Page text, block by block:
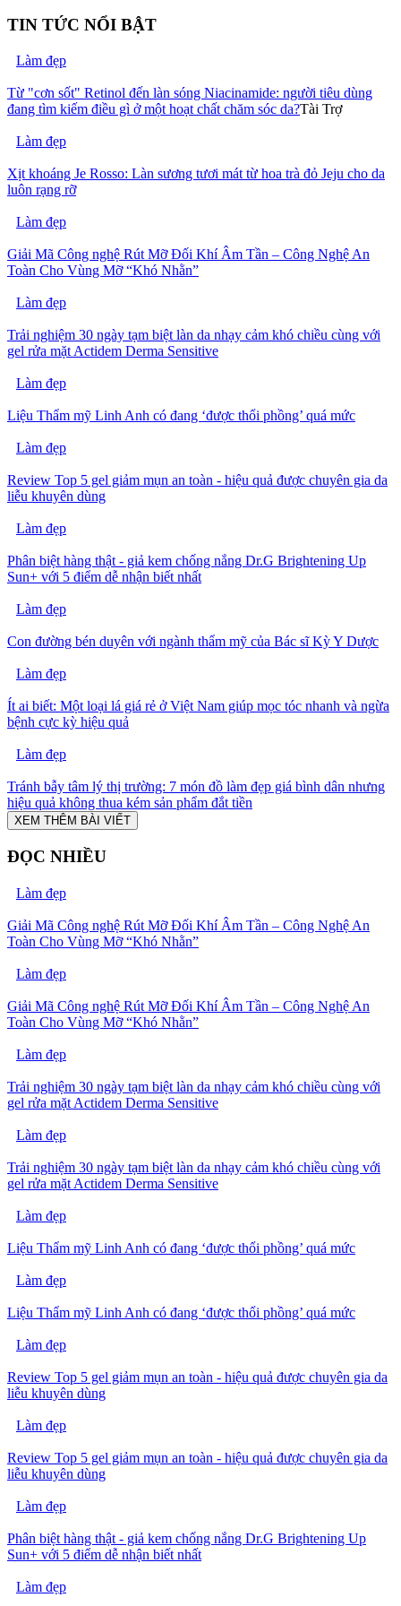
TIN TỨC NỔI BẬT
Làm đẹp
Từ "cơn sốt" Retinol đến làn sóng Niacinamide: người tiêu dùng
đang tìm kiếm điều gì ở một hoạt chất chăm sóc da?Tài Trợ
Làm đẹp
Xịt khoáng Je Rosso: Làn sương tươi mát từ hoa trà đỏ Jeju cho da
luôn rạng rỡ
Làm đẹp
Giải Mã Công nghệ Rút Mỡ Đối Khí Âm Tần – Công Nghệ An
Toàn Cho Vùng Mỡ “Khó Nhằn”
Làm đẹp
Trải nghiệm 30 ngày tạm biệt làn da nhạy cảm khó chiều cùng với
gel rửa mặt Actidem Derma Sensitive
Làm đẹp
Liệu Thẩm mỹ Linh Anh có đang ‘được thổi phồng’ quá mức
Làm đẹp
Review Top 5 gel giảm mụn an toàn - hiệu quả được chuyên gia da
liễu khuyên dùng
Làm đẹp
Phân biệt hàng thật - giả kem chống nắng Dr.G Brightening Up
Sun+ với 5 điểm dễ nhận biết nhất
Làm đẹp
Con đường bén duyên với ngành thẩm mỹ của Bác sĩ Kỳ Y Dược
Làm đẹp
Ít ai biết: Một loại lá giá rẻ ở Việt Nam giúp mọc tóc nhanh và ngừa
bệnh cực kỳ hiệu quả
Làm đẹp
Tránh bẫy tâm lý thị trường: 7 món đồ làm đẹp giá bình dân nhưng
hiệu quả không thua kém sản phẩm đắt tiền
XEM THÊM BÀI VIẾT
ĐỌC NHIỀU
Làm đẹp
Giải Mã Công nghệ Rút Mỡ Đối Khí Âm Tần – Công Nghệ An
Toàn Cho Vùng Mỡ “Khó Nhằn”
Làm đẹp
Giải Mã Công nghệ Rút Mỡ Đối Khí Âm Tần – Công Nghệ An
Toàn Cho Vùng Mỡ “Khó Nhằn”
Làm đẹp
Trải nghiệm 30 ngày tạm biệt làn da nhạy cảm khó chiều cùng với
gel rửa mặt Actidem Derma Sensitive
Làm đẹp
Trải nghiệm 30 ngày tạm biệt làn da nhạy cảm khó chiều cùng với
gel rửa mặt Actidem Derma Sensitive
Làm đẹp
Liệu Thẩm mỹ Linh Anh có đang ‘được thổi phồng’ quá mức
Làm đẹp
Liệu Thẩm mỹ Linh Anh có đang ‘được thổi phồng’ quá mức
Làm đẹp
Review Top 5 gel giảm mụn an toàn - hiệu quả được chuyên gia da
liễu khuyên dùng
Làm đẹp
Review Top 5 gel giảm mụn an toàn - hiệu quả được chuyên gia da
liễu khuyên dùng
Làm đẹp
Phân biệt hàng thật - giả kem chống nắng Dr.G Brightening Up
Sun+ với 5 điểm dễ nhận biết nhất
Làm đẹp